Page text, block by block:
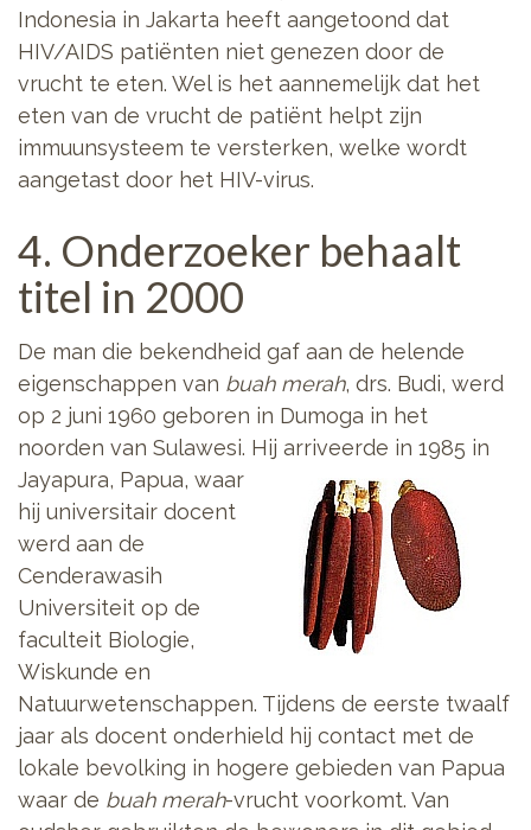
Indonesia in Jakarta heeft aangetoond dat
HIV/AIDS patiënten niet genezen door de
vrucht te eten. Wel is het aannemelijk dat het
eten van de vrucht de patiënt helpt zijn
immuunsysteem te versterken, welke wordt
aangetast door het HIV-virus.
4. Onderzoeker behaalt
titel in 2000
De man die bekendheid gaf aan de helende
eigenschappen van buah merah, drs. Budi, werd
op 2 juni 1960 geboren in Dumoga in het
noorden van Sulawesi. Hij arriveerde in 1985 in
Jayapura, Papua, waar
hij universitair docent
werd aan de
Cenderawasih
Universiteit op de
faculteit Biologie,
Wiskunde en
Natuurwetenschappen. Tijdens de eerste twaalf
jaar als docent onderhield hij contact met de
lokale bevolking in hogere gebieden van Papua
waar de buah merah-vrucht voorkomt. Van